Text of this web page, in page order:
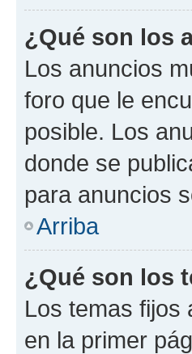
¿Qué son los
Los anuncios
foro que le
posible. Los
donde se
para anuncios
Arriba
¿Qué son los
Los temas fijos
en la primer